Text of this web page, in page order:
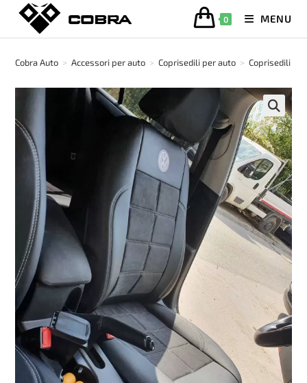
Salta
contenuto
0 MENU
Cobra Auto > Accessori per auto > Coprisedili per auto > Coprisedili in
🔍